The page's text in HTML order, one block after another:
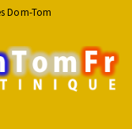
Dom-Tom